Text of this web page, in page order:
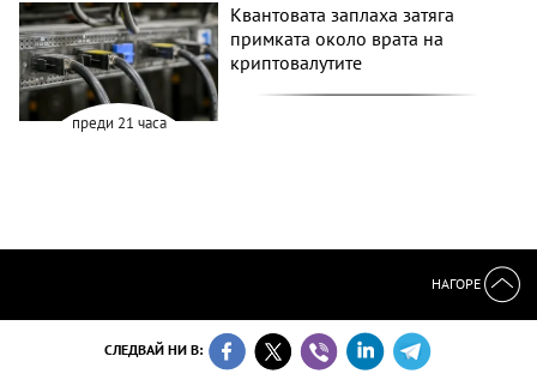
преди 21 часа
Квантовата заплаха затяга
примката около врата на
криптовалутите
НАГОРЕ
СЛЕДВАЙ НИ В: